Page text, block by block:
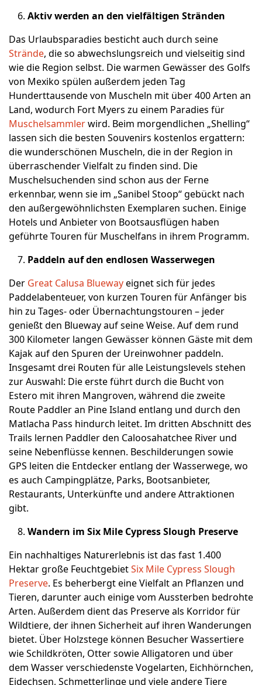
Aktiv werden an den vielfältigen Stränden
Das Urlaubsparadies besticht auch durch seine
Strände, die so abwechslungsreich und vielseitig sind
wie die Region selbst. Die warmen Gewässer des Golfs
von Mexiko spülen außerdem jeden Tag
Hunderttausende von Muscheln mit über 400 Arten an
Land, wodurch Fort Myers zu einem Paradies für
Muschelsammlerwird. Beim morgendlichen „Shelling“
lassen sich die besten Souvenirs kostenlos ergattern:
die wunderschönen Muscheln, die in der Region in
überraschender Vielfalt zu finden sind. Die
Muschelsuchenden sind schon aus der Ferne
erkennbar, wenn sie im „Sanibel Stoop“ gebückt nach
den außergewöhnlichsten Exemplaren suchen. Einige
Hotels und Anbieter von Bootsausflügen haben
geführte Touren für Muschelfans in ihrem Programm.
Paddeln auf den endlosen Wasserwegen
Der Great Calusa Bluewayeignet sich für jedes
Paddelabenteuer, von kurzen Touren für Anfänger bis
hin zu Tages- oder Übernachtungstouren – jeder
genießt den Blueway auf seine Weise. Auf dem rund
300 Kilometer langen Gewässer können Gäste mit dem
Kajak auf den Spuren der Ureinwohner paddeln.
Insgesamt drei Routen für alle Leistungslevels stehen
zur Auswahl: Die erste führt durch die Bucht von
Estero mit ihren Mangroven, während die zweite
Route Paddler an Pine Island entlang und durch den
Matlacha Pass hindurch leitet. Im dritten Abschnitt des
Trails lernen Paddler den Caloosahatchee River und
seine Nebenflüsse kennen. Beschilderungen sowie
GPS leiten die Entdecker entlang der Wasserwege, wo
es auch Campingplätze, Parks, Bootsanbieter,
Restaurants, Unterkünfte und andere Attraktionen
gibt.
Wandern im Six Mile Cypress Slough Preserve
Ein nachhaltiges Naturerlebnis ist das fast 1.400
Hektar große FeuchtgebietSix Mile Cypress Slough
Preserve. Es beherbergt eine Vielfalt an Pflanzen und
Tieren, darunter auch einige vom Aussterben bedrohte
Arten. Außerdem dient das Preserve als Korridor für
Wildtiere, der ihnen Sicherheit auf ihren Wanderungen
bietet. Über Holzstege können Besucher Wassertiere
wie Schildkröten, Otter sowie Alligatoren und über
dem Wasser verschiedenste Vogelarten, Eichhörnchen,
Eidechsen, Schmetterlinge und viele andere Tiere